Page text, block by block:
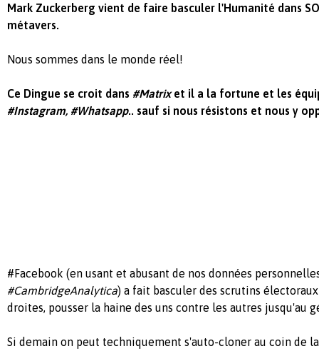
Mark Zuckerberg vient de faire basculer l'Humanité dans
métavers.
Nous sommes dans le monde réel!
Ce Dingue se croit dans #Matrixet il a la fortune et les
#Instagram, #Whatsapp.. sauf si nous résistons et nous y
#Facebook (en usant et abusant de nos données
#CambridgeAnalytica) a fait basculer des scrutins
droites, pousser la haine des uns contre les autres jusqu'au
Si demain on peut techniquement s'auto-cloner au coin de